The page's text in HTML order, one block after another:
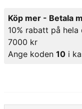
Köp mer - Betala
10% rabatt på
7000 kr
Ange koden 10 i